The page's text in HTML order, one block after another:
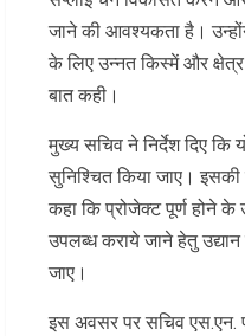
जाने की आवश्यकता है।
के लिए उन्नत किस्में और
बात कही।
मुख्य सचिव ने निर्देश दिए कि
सुनिश्चित किया जाए। इसकी
कहा कि प्रोजेक्ट पूर्ण होने के
उपलब्ध कराये जाने हेतु
जाए।
इस अवसर पर सचिव एस.एन.